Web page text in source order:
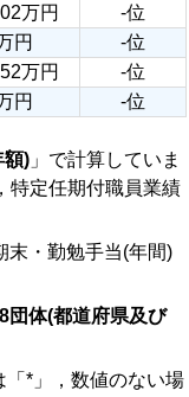
万円 -位
円 -位
万円 -位
円 -位
額) 」で計算していま
特定任期付職員業績
末・勤勉手当(年間)
団体(都道府県及び
*」，数値のない場